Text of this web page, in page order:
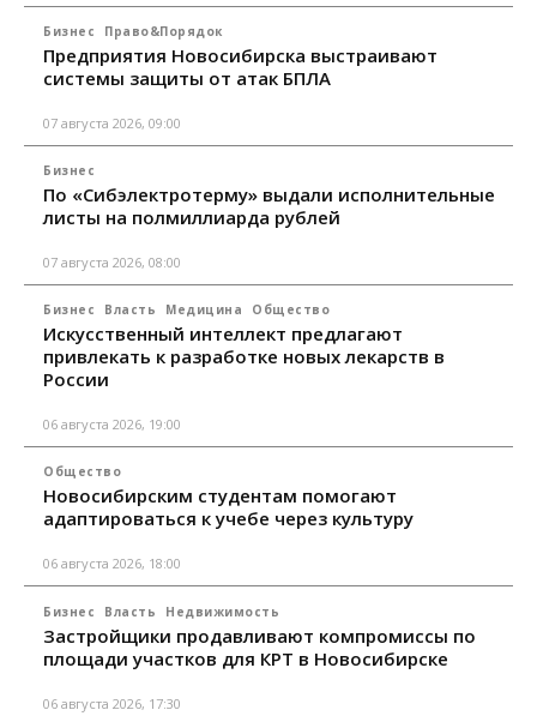
Бизнес Право&Порядок
Предприятия Новосибирска выстраивают
системы защиты от атак БПЛА
07 августа 2026, 09:00
Бизнес
По «Сибэлектротерму» выдали исполнительные
листы на полмиллиарда рублей
07 августа 2026, 08:00
Бизнес Власть Медицина Общество
Искусственный интеллект предлагают
привлекать к разработке новых лекарств в
России
06 августа 2026, 19:00
Общество
Новосибирским студентам помогают
адаптироваться к учебе через культуру
06 августа 2026, 18:00
Бизнес Власть Недвижимость
Застройщики продавливают компромиссы по
площади участков для КРТ в Новосибирске
06 августа 2026, 17:30